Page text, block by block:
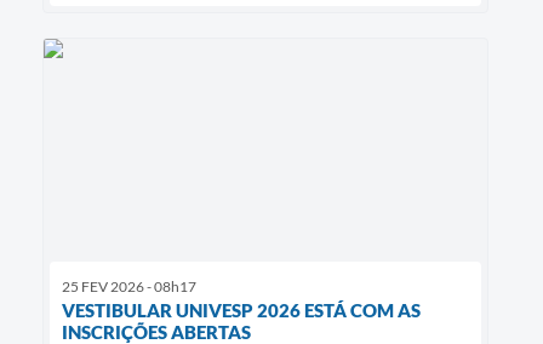
25 FEV 2026 - 08h17
VESTIBULAR UNIVESP 2026 ESTÁ COM AS
INSCRIÇÕES ABERTAS